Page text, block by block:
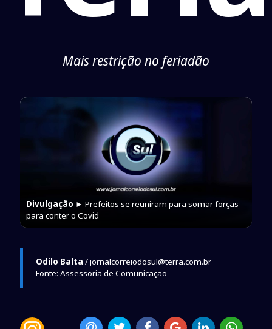
Mais restrição no feriadão
Divulgação ► Prefeitos se reuniram para somar forças
para conter o Covid
Odilo Balta / jornalcorreiodosul@terra.com.br
Fonte: Assessoria de Comunicação